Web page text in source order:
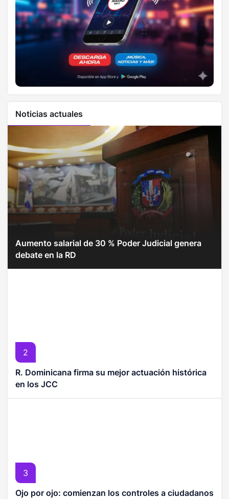
Noticias actuales
Aumento salarial de 30 % Poder Judicial genera
debate en la RD
2
R. Dominicana firma su mejor actuación histórica
en los JCC
3
Ojo por ojo: comienzan los controles a ciudadanos